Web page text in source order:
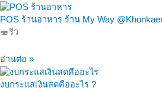
POS ร้านอาหาร ร้าน My Way
🍣รีว
อ่านต่อ »
งบกระแสเงินสดคืออะไร ?